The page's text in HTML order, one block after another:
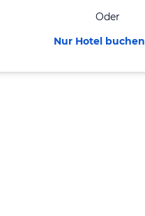
Oder
Nur Hotel buchen